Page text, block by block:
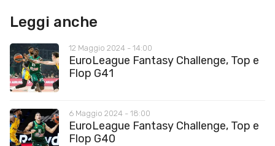
Leggi anche
12 Maggio 2024 - 14:00
EuroLeague Fantasy Challenge, Top e
Flop G41
6 Maggio 2024 - 18:00
EuroLeague Fantasy Challenge, Top e
Flop G40